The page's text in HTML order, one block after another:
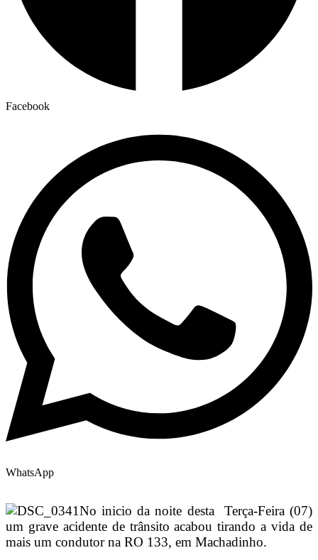
Facebook
WhatsApp
No inicio da noite desta Terça-Feira (07)
um grave acidente de trânsito acabou tirando a vida de
mais um condutor na RO 133, em Machadinho.